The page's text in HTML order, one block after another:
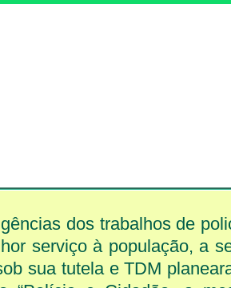
dos trabalhos de
serviço à população, a
sua tutela e TDM